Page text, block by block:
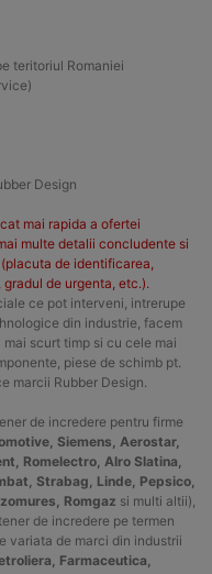
teritoriul Romaniei
Design
mai rapida a ofertei
multe detalii concludente si
de identificarea,
de urgenta, etc.).
ce pot interveni, intrerupe
din industrie, facem
scurt timp si cu cele mai
piese de schimb pt.
marcii Rubber Design.
de incredere pentru firme
Siemens, Aerostar,
Romelectro, Alro Slatina,
Strabag, Linde, Pepsico,
Romgaz si multi altii),
de incredere pe termen
variata de marci din industrii
Farmaceutica,